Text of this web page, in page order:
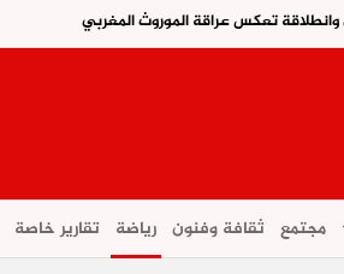
تعكس عراقة الموروث المغربي
مجتمع ثقافة وفنون رياضة تقارير خاصة